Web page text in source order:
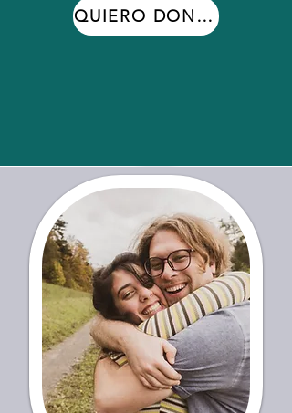
QUIERO DONAR